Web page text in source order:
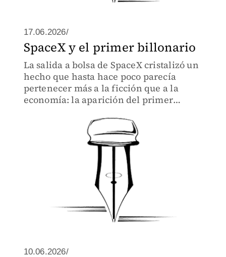
17.06.2026/
SpaceX y el primer billonario
La salida a bolsa de SpaceX cristalizó un
hecho que hasta hace poco parecía
pertenecer más a la ficción que a la
economía: la aparición del primer
10.06.2026/